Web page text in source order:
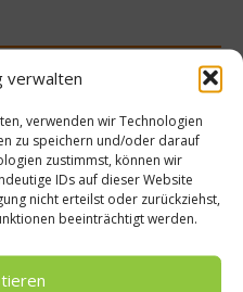
verwalten
verwenden wir Technologien
zu speichern und/oder darauf
zustimmst, können wir
IDs auf dieser Website
nicht erteilst oder zurückziehst,
beeinträchtigt werden.
News
Hamburg
Weinmesse
9. Januar